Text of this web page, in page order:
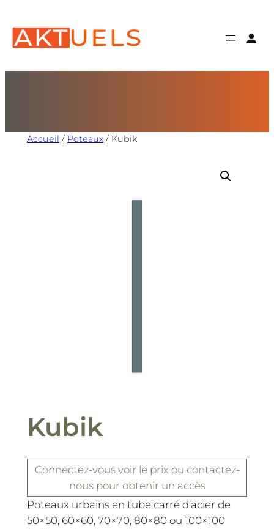
Accueil / Poteaux/ Kubik
Kubik
Connectez-vousvoir le prix ou contactez-
nous pour obtenir un accès
Poteaux urbains en tube carré d’acier de
50×50, 60×60, 70×70, 80×80 ou 100×100